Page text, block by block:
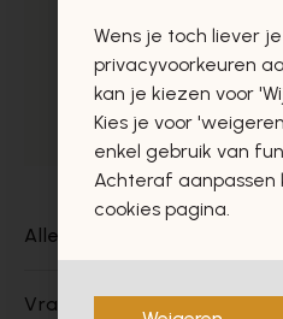
Uitstekende
Gratis ophaal in de
Alles over dit product
Vragen over dit product?
Wens je toch liever je
privacyvoorkeuren
kan je kiezen voor
Kies je voor
enkel gebruik van
Achteraf aanpassen
cookies pagina.